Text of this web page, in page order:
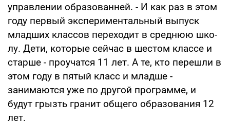
управлении образованней. - И как раз в этом
году первый экспериментальный выпуск
младших классов переходит в среднюю шко­
лу. Дети, которые сейчас в шестом классе и
старше - проучатся 11 лет. А те, кто перешли в
этом году в пятый класс и младше -
занимаются уже по другой программе, и
будут грызть гранит общего образования 12
лет.